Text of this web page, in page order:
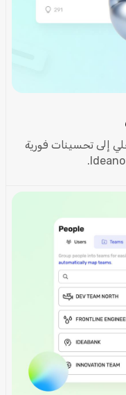
إلى تحسينات فورية